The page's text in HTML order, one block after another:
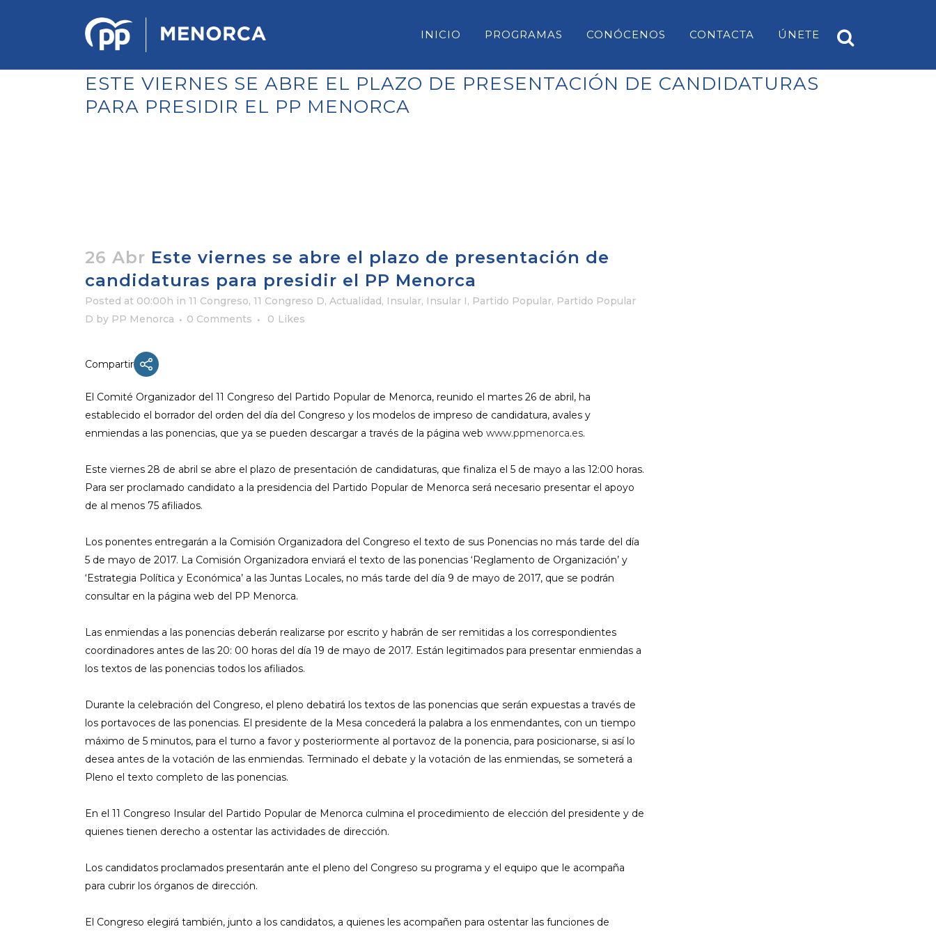
INICIO PROGRAMAS CONÓCENOS
EQUIPO DIRECTIVO NN.GG.
PONENCIA DE REGLAMENTO Y
PONENCIA DE ACCIÓN POLÍTICA
CONTACTA ÚNETE
ESTE VIERNES SE ABRE EL PLAZO DE PRESENTACIÓN DE CANDIDATURAS
PARA PRESIDIR EL PP MENORCA
26 Abr Este viernes se abre el plazo de presentación de
candidaturas para presidir el PP Menorca
Posted at 00:00h in 11 Congreso, 11 Congreso D, Actualidad, Insular, Insular I, Partido Popular, Partido Popular
D by PP Menorca 0 Comments 0 Likes
Compartir
El Comité Organizador del 11 Congreso del Partido Popular de Menorca, reunido el martes 26 de abril, ha
establecido el borrador del orden del día del Congreso y los modelos de impreso de candidatura, avales y
enmiendas a las ponencias, que ya se pueden descargar a través de la página web www.ppmenorca.es.
Este viernes 28 de abril se abre el plazo de presentación de candidaturas, que finaliza el 5 de mayo a las 12:00 horas.
Para ser proclamado candidato a la presidencia del Partido Popular de Menorca será necesario presentar el apoyo
de al menos 75 afiliados.
Los ponentes entregarán a la Comisión Organizadora del Congreso el texto de sus Ponencias no más tarde del día
5 de mayo de 2017. La Comisión Organizadora enviará el texto de las ponencias ‘Reglamento de Organización’ y
‘Estrategia Política y Económica’ a las Juntas Locales, no más tarde del día 9 de mayo de 2017, que se podrán
consultar en la página web del PP Menorca.
Las enmiendas a las ponencias deberán realizarse por escrito y habrán de ser remitidas a los correspondientes
coordinadores antes de las 20: 00 horas del día 19 de mayo de 2017. Están legitimados para presentar enmiendas a
los textos de las ponencias todos los afiliados.
Durante la celebración del Congreso, el pleno debatirá los textos de las ponencias que serán expuestas a través de
los portavoces de las ponencias. El presidente de la Mesa concederá la palabra a los enmendantes, con un tiempo
máximo de 5 minutos, para el turno a favor y posteriormente al portavoz de la ponencia, para posicionarse, si así lo
desea antes de la votación de las enmiendas. Terminado el debate y la votación de las enmiendas, se someterá a
Pleno el texto completo de las ponencias.
En el 11 Congreso Insular del Partido Popular de Menorca culmina el procedimiento de elección del presidente y de
quienes tienen derecho a ostentar las actividades de dirección.
Los candidatos proclamados presentarán ante el pleno del Congreso su programa y el equipo que le acompaña
para cubrir los órganos de dirección.
El Congreso elegirá también, junto a los candidatos, a quienes les acompañen para ostentar las funciones de